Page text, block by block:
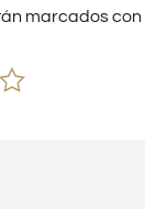
marcados con